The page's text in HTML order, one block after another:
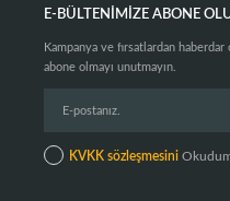
E-BÜLTENIMIZE ABONE
Kampanya ve fırsatlardan
abone olmayı unutmayın.
KVKK sözleşmesini